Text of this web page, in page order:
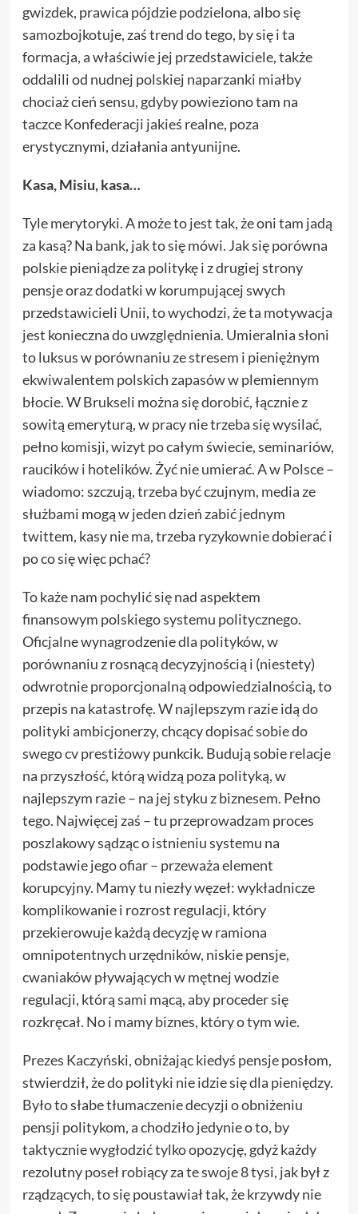
gwizdek, prawica pójdzie podzielona, albo się
samozbojkotuje, zaś trend do tego, by się i ta
formacja, a właściwie jej przedstawiciele, także
oddalili od nudnej polskiej naparzanki miałby
chociaż cień sensu, gdyby powieziono tam na
taczce Konfederacji jakieś realne, poza
erystycznymi, działania antyunijne.
Kasa, Misiu, kasa…
Tyle merytoryki. A może to jest tak, że oni tam jadą
za kasą? Na bank, jak to się mówi. Jak się porówna
polskie pieniądze za politykę i z drugiej strony
pensje oraz dodatki w korumpującej swych
przedstawicieli Unii, to wychodzi, że ta motywacja
jest konieczna do uwzględnienia. Umieralnia słoni
to luksus w porównaniu ze stresem i pieniężnym
ekwiwalentem polskich zapasów w plemiennym
błocie. W Brukseli można się dorobić, łącznie z
sowitą emeryturą, w pracy nie trzeba się wysilać,
pełno komisji, wizyt po całym świecie, seminariów,
raucików i hotelików. Żyć nie umierać. A w Polsce –
wiadomo: szczują, trzeba być czujnym, media ze
służbami mogą w jeden dzień zabić jednym
twittem, kasy nie ma, trzeba ryzykownie dobierać i
po co się więc pchać?
To każe nam pochylić się nad aspektem
finansowym polskiego systemu politycznego.
Oficjalne wynagrodzenie dla polityków, w
porównaniu z rosnącą decyzyjnością i (niestety)
odwrotnie proporcjonalną odpowiedzialnością, to
przepis na katastrofę. W najlepszym razie idą do
polityki ambicjonerzy, chcący dopisać sobie do
swego cv prestiżowy punkcik. Budują sobie relacje
na przyszłość, którą widzą poza polityką, w
najlepszym razie – na jej styku z biznesem. Pełno
tego. Najwięcej zaś – tu przeprowadzam proces
poszlakowy sądząc o istnieniu systemu na
podstawie jego ofiar – przeważa element
korupcyjny. Mamy tu niezły węzeł: wykładnicze
komplikowanie i rozrost regulacji, który
przekierowuje każdą decyzję w ramiona
omnipotentnych urzędników, niskie pensje,
cwaniaków pływających w mętnej wodzie
regulacji, którą sami mącą, aby proceder się
rozkręcał. No i mamy biznes, który o tym wie.
Prezes Kaczyński, obniżając kiedyś pensje posłom,
stwierdził, że do polityki nie idzie się dla pieniędzy.
Było to słabe tłumaczenie decyzji o obniżeniu
pensji politykom, a chodziło jedynie o to, by
taktycznie wygłodzić tylko opozycję, gdyż każdy
rezolutny poseł robiący za te swoje 8 tysi, jak był z
rządzących, to się poustawiał tak, że krzywdy nie